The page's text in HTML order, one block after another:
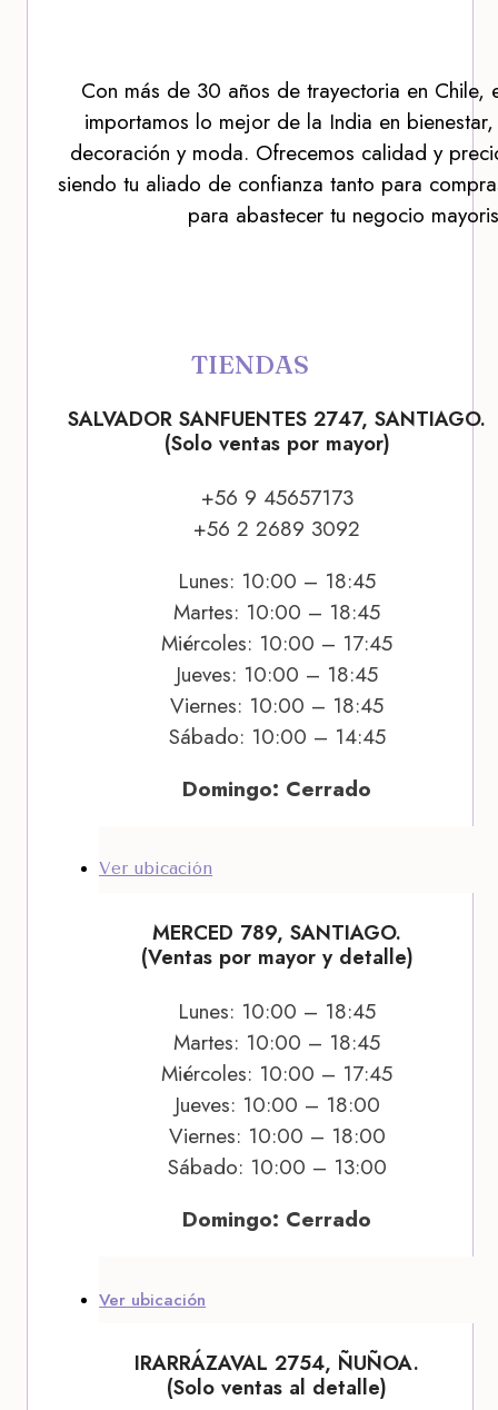
Con más de 30 años de trayectoria en Chile,
importamos lo mejor de la India en
decoración y moda. Ofrecemos calidad y
siendo tu aliado de confianza tanto para
para abastecer tu negocio
TIENDAS
SALVADOR SANFUENTES 2747, SANTIAGO.
(Solo ventas por mayor)
+56 9 45657173
+56 2 2689 3092
Lunes: 10:00 – 18:45
Martes: 10:00 – 18:45
Miércoles: 10:00 – 17:45
Jueves: 10:00 – 18:45
Viernes: 10:00 – 18:45
Sábado: 10:00 – 14:45
Domingo: Cerrado
Ver ubicación
MERCED 789, SANTIAGO.
(Ventas por mayor y detalle)
Lunes: 10:00 – 18:45
Martes: 10:00 – 18:45
Miércoles: 10:00 – 17:45
Jueves: 10:00 – 18:00
Viernes: 10:00 – 18:00
Sábado: 10:00 – 13:00
Domingo: Cerrado
Ver ubicación
IRARRÁZAVAL 2754, ÑUÑOA.
(Solo ventas al detalle)